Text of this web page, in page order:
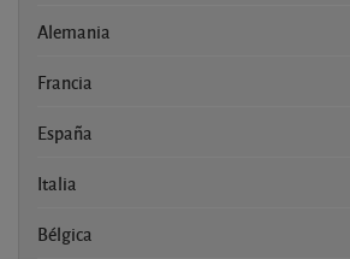
Alemania
Francia
España
Italia
Bélgica